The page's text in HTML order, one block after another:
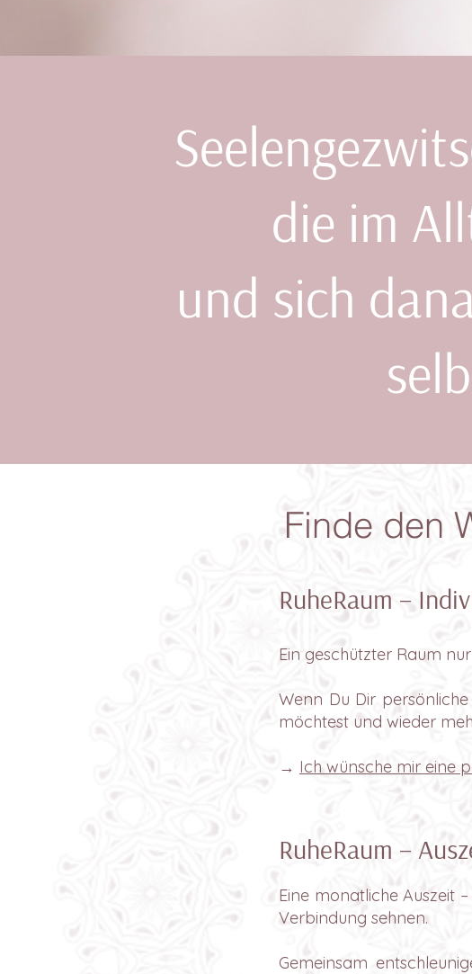
die im
und sich
Finde den
RuheRaum –
Ein geschützter Raum
Wenn Du Dir
möchtest und wieder
→ Ich wünsche mir eine
RuheRaum –
Eine monatliche Auszeit
Verbindung sehnen.
Gemeinsam